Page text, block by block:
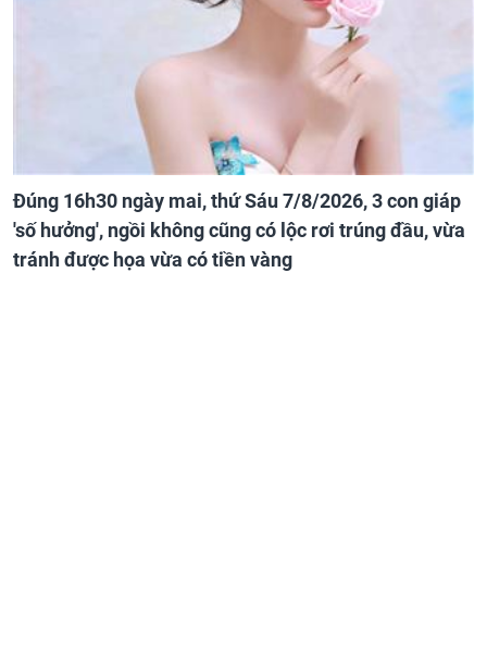
Đúng 16h30 ngày mai, thứ Sáu 7/8/2026, 3 con giáp
'số hưởng', ngồi không cũng có lộc rơi trúng đầu, vừa
tránh được họa vừa có tiền vàng